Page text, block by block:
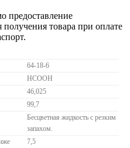
предоставление
получения товара при оплате
64-18-6
HCOOH
46,025
99,7
Бесцветная жидкость с резким
запахом.
7,5